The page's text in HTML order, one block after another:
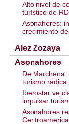
Alto nivel de
turístico de RD
Asonahores:
crecimiento
Alez Zozaya
Asonahores
De Marchena:
turismo radica
Iberostar ve
impulsar
Asonahores